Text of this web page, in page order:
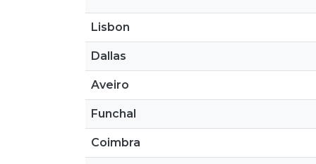
Lisbon
Dallas
Aveiro
Funchal
Coimbra